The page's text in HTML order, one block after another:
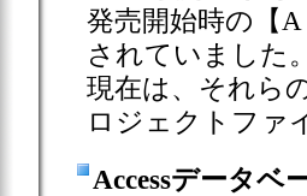
発売開始時の【
されていました。
現在は、それら
ロジェクトファ
Accessデータベ